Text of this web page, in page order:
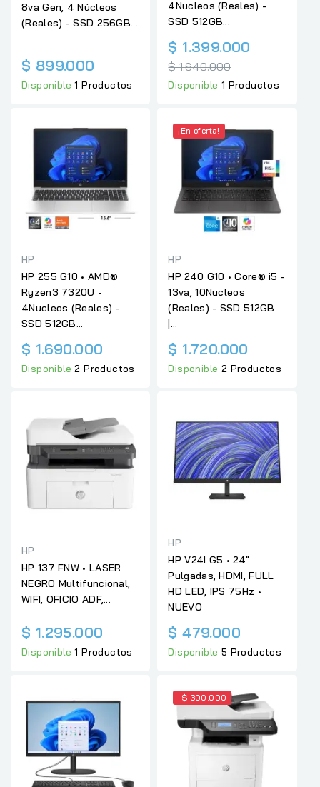
8va Gen, 4 Núcleos
(Reales) - SSD 256GB...
$ 899.000
Disponible1 Productos
4Nucleos (Reales) -
SSD 512GB...
$ 1.399.000
$ 1.640.000
Disponible 1 Productos
HP
HP 255 G10 • AMD®
Ryzen3 7320U -
4Nucleos (Reales) -
SSD 512GB...
$ 1.690.000
Disponible2 Productos
¡En oferta!
HP
HP 240 G10 • Core® i5 -
13va, 10Nucleos
(Reales) - SSD 512GB
|...
$ 1.720.000
Disponible 2 Productos
HP
HP 137 FNW • LASER
NEGRO Multifuncional,
WIFI, OFICIO ADF,...
$ 1.295.000
Disponible1 Productos
HP
HP V24I G5 • 24"
Pulgadas, HDMI, FULL
HD LED, IPS 75Hz •
NUEVO
$ 479.000
Disponible 5 Productos
-$ 300.000